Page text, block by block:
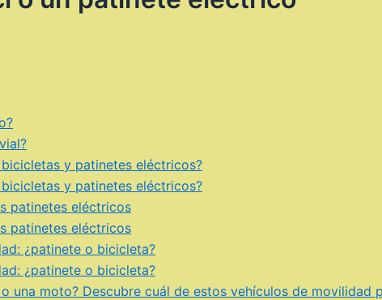
y patinetes eléctricos?
y patinetes eléctricos?
patinetes eléctricos
patinetes eléctricos
¿patinete o bicicleta?
¿patinete o bicicleta?
una moto? Descubre cuál de estos vehículos de movilidad